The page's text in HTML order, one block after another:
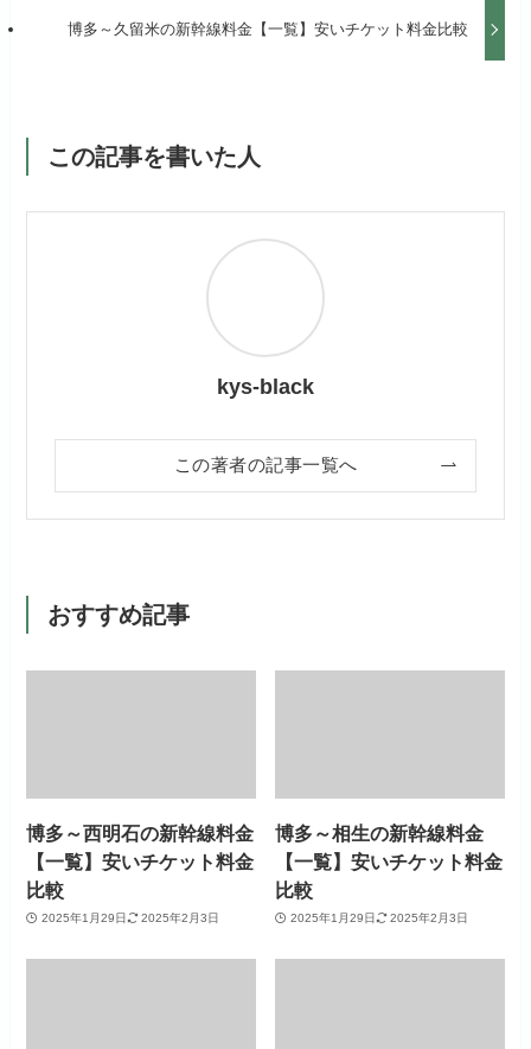
博多～久留米の新幹線料金【一覧】安いチケット料金比較
この記事を書いた人
kys-black
この著者の記事一覧へ
おすすめ記事
博多～西明石の新幹線料金
【一覧】安いチケット料金
比較
2025年1月29日 2025年2月3日
博多～相生の新幹線料金
【一覧】安いチケット料金
比較
2025年1月29日 2025年2月3日